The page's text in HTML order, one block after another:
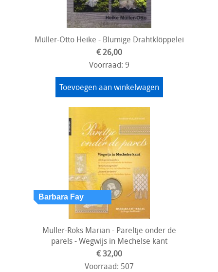
Müller-Otto Heike - Blumige Drahtklöppelei
€ 26,00
Voorraad: 9
Toevoegen aan winkelwagen
Muller-Roks Marian - Pareltje onder de
parels - Wegwijs in Mechelse kant
€ 32,00
Voorraad: 507